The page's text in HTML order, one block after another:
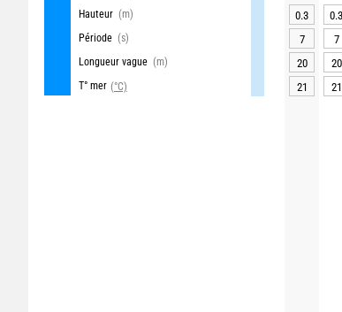
Hauteur (m)
Période (s)
Longueur vague (m)
T° mer (°C)
0.3
0.3
7
7
20
20
21
21